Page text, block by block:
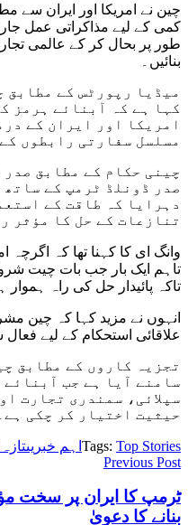
چین نے امریکا اور ایران سے
کمی کے لیے مذاکراتی عمل
طور پر بحال کر کے عالمی
بنائیں۔
میڈیا رپورٹس کے مطابق
کہا ہے کہ آبنائے ہرمز
امریکا اور ایران کے
مسلسل سفارتی رابطوں
چینی حکام کے مطابق
صدر ڈونلڈ ٹرمپ کے
دہرایا کہ طاقت کے
تنازعات کے حل کا مؤثر
وانگ ای کا کہنا تھا کہ اگرچہ
تاہم ایک بار جب بات چیت
تاکہ پائیدار حل کی راہ ہموار
انہوں نے مزید کہا کہ چین
علاقائی استحکام کے لیے فعال
تجزیہ کاروں کے مطابق
سامنے آیا ہے جب
سپلائی، سمندری تجارت
حیثیت اختیار کر چکی ہے۔
Tags: Top Stories اہم خبریںتازہ
Previous Post
ٹرمپ کا ایران پر سخت
بنانے کا دعویٰ